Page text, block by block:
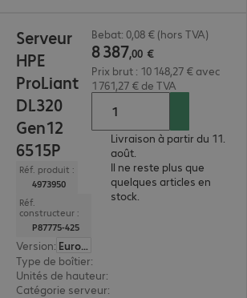
Serveur
HPE
ProLiant
DL320
Gen12
6515P
Réf. produit :
4973950
Réf.
constructeur :
P87775-425
Version:
Europe
Type de boîtier:
Unités de hauteur:
Catégorie serveur:
Bebat: 0,08 € (hors TVA)
8387,00 €
Prix brut : 10 148,27 € avec
1 761,27 € de TVA
Livraison à partir du 11.
août.
Il ne reste plus que
quelques articles en
stock.